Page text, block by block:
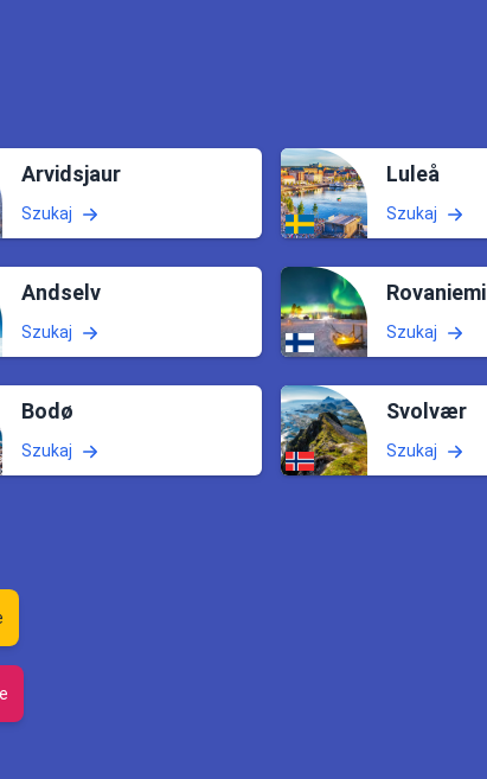
Arvidsjaur
Szukaj
Luleå
Szukaj
Andselv
Szukaj
Rovaniemi
Szukaj
Bodø
Szukaj
Svolvær
Szukaj